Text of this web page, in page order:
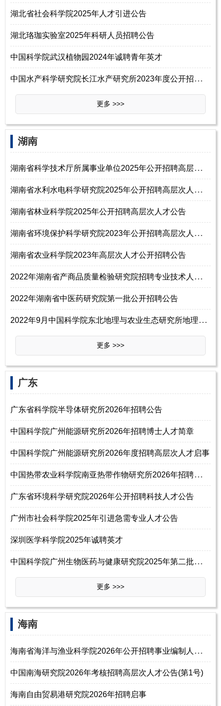
湖北省社会科学院2025年人才引进公告
湖北珞珈实验室2025年科研人员招聘公告
中国科学院武汉植物园2024年诚聘青年英才
中
国水产科学研究院长江水产研究所2023年度公开招聘人员（事业编制）公告（第三轮）
更多 >>>
湖南
湖
南省科学技术厅所属事业单位2025年公开招聘高层次人才公告
湖
南省水利水电科学研究院2025年公开招聘高层次人才公告
湖南省林业科学院2025年公开招聘高层次人才公告
湖
南省环境保护科学研究院2023年公开招聘高层次人才公告
湖南省农业科学院2023年高层次人才公开招聘公告
2
022年湖南省产商品质量检验研究院招聘专业技术人员7名公告
2022年湖南省中医药研究院第一批公开招聘公告
2
022年9月中国科学院东北地理与农业生态研究所地理景观遥感学科组招聘科研助理2名启事
更多 >>>
广东
广东省科学院半导体研究所2026年招聘公告
中国科学院广州能源研究所2026年招聘博士人才简章
中国科学院广州能源研究所2026年度招聘高层次人才启事
中
国热带农业科学院南亚热带作物研究所2026年招聘紧缺急需人才
广东省环境科学研究院2026年公开招聘科技人才公告
广州市社会科学院2025年引进急需专业人才公告
深圳医学科学院2025年诚聘英才
中
国科学院广州生物医药与健康研究院2025年第二批公开招聘事业编工作人员公告
更多 >>>
海南
海
南省海洋与渔业科学院2026年公开招聘事业编制人员公告（第1号）
中国南海研究院2026年考核招聘高层次人才公告(第1号)
海南自由贸易港研究院2026年招聘启事